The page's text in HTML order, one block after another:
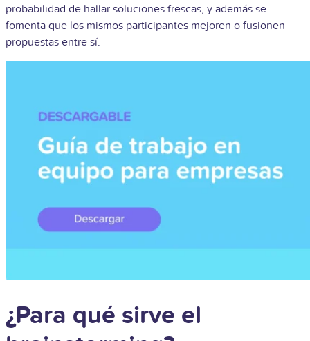
probabilidad de hallar soluciones frescas, y además se
fomenta que los mismos participantes mejoren o fusionen
propuestas entre sí.
¿Para qué sirve el